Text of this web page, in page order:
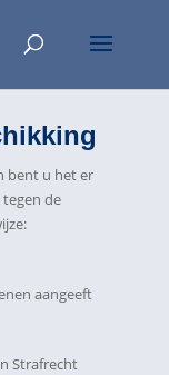
bent u het er
de
aangeeft
Strafrecht